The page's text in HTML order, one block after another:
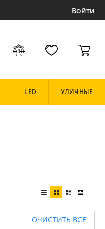
Войти
LED УЛИЧНЫЕ
ОЧИСТИТЬ ВСЕ